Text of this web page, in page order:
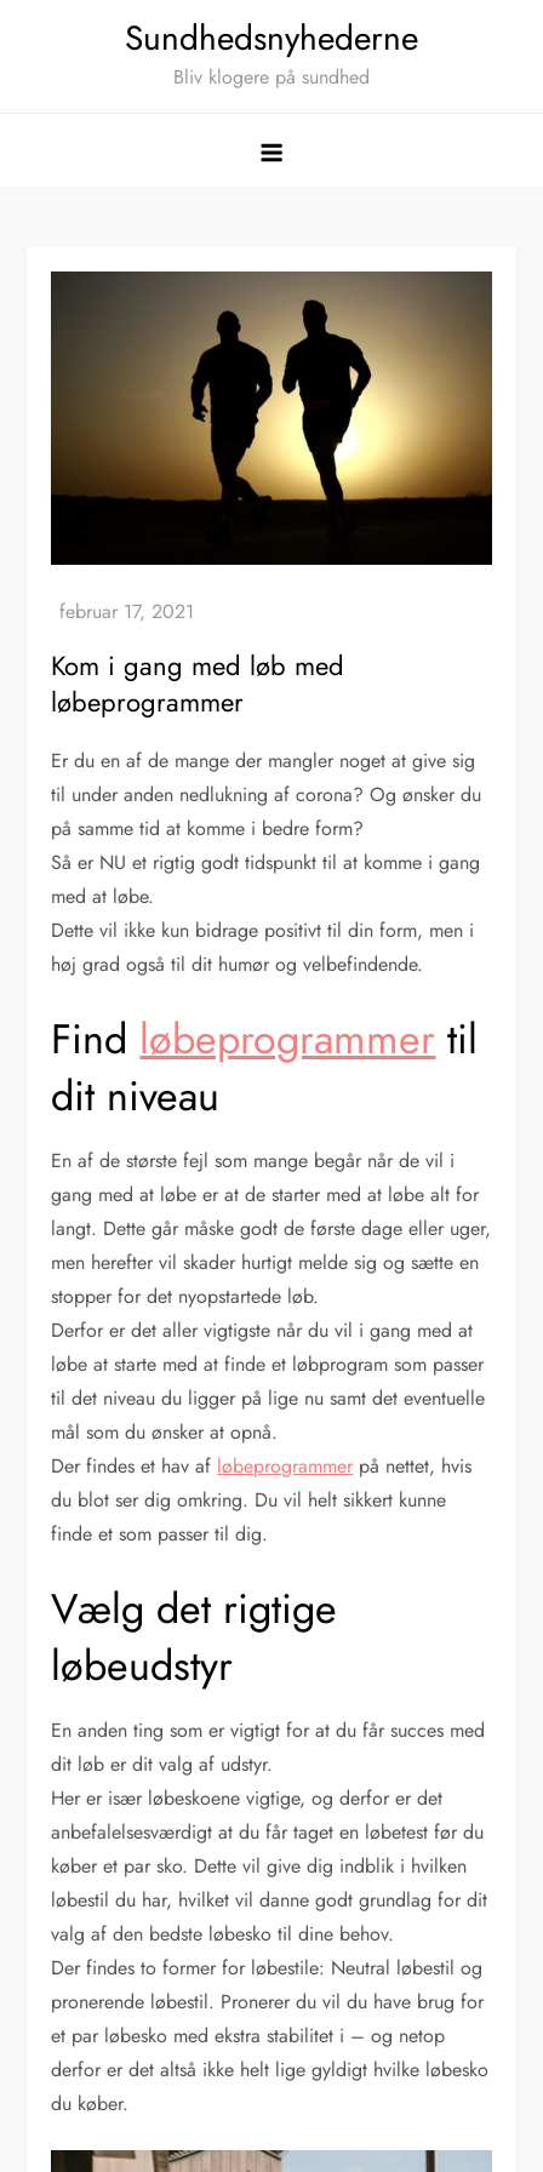
Sundhedsnyhederne
Bliv klogere på sundhed
Kom i gang med løb med
løbeprogrammer
Er du en af de mange der mangler noget at give sig
til under anden nedlukning af corona? Og ønsker du
på samme tid at komme i bedre form?
Så er NU et rigtig godt tidspunkt til at komme i gang
med at løbe.
Dette vil ikke kun bidrage positivt til din form, men i
høj grad også til dit humør og velbefindende.
Findløbeprogrammertil
dit niveau
En af de største fejl som mange begår når de vil i
gang med at løbe er at de starter med at løbe alt for
langt. Dette går måske godt de første dage eller uger,
men herefter vil skader hurtigt melde sig og sætte en
stopper for det nyopstartede løb.
Derfor er det aller vigtigste når du vil i gang med at
løbe at starte med at finde et løbprogram som passer
til det niveau du ligger på lige nu samt det eventuelle
mål som du ønsker at opnå.
Der findes et hav af løbeprogrammer på nettet, hvis
du blot ser dig omkring. Du vil helt sikkert kunne
finde et som passer til dig.
Vælg det rigtige
løbeudstyr
En anden ting som er vigtigt for at du får succes med
dit løb er dit valg af udstyr.
Her er især løbeskoene vigtige, og derfor er det
anbefalelsesværdigt at du får taget en løbetest før du
køber et par sko. Dette vil give dig indblik i hvilken
løbestil du har, hvilket vil danne godt grundlag for dit
valg af den bedste løbesko til dine behov.
Der findes to former for løbestile: Neutral løbestil og
pronerende løbestil. Pronerer du vil du have brug for
et par løbesko med ekstra stabilitet i – og netop
derfor er det altså ikke helt lige gyldigt hvilke løbesko
du køber.